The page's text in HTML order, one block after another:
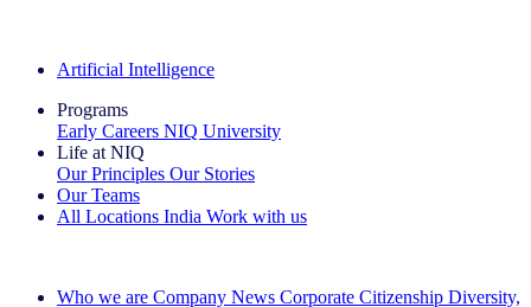
Artificial Intelligence
Programs
Early Careers NIQ University
Life at NIQ
Our Principles Our Stories
Our Teams
All Locations India Work with us
Who we are Company News Corporate Citizenship Diversity,